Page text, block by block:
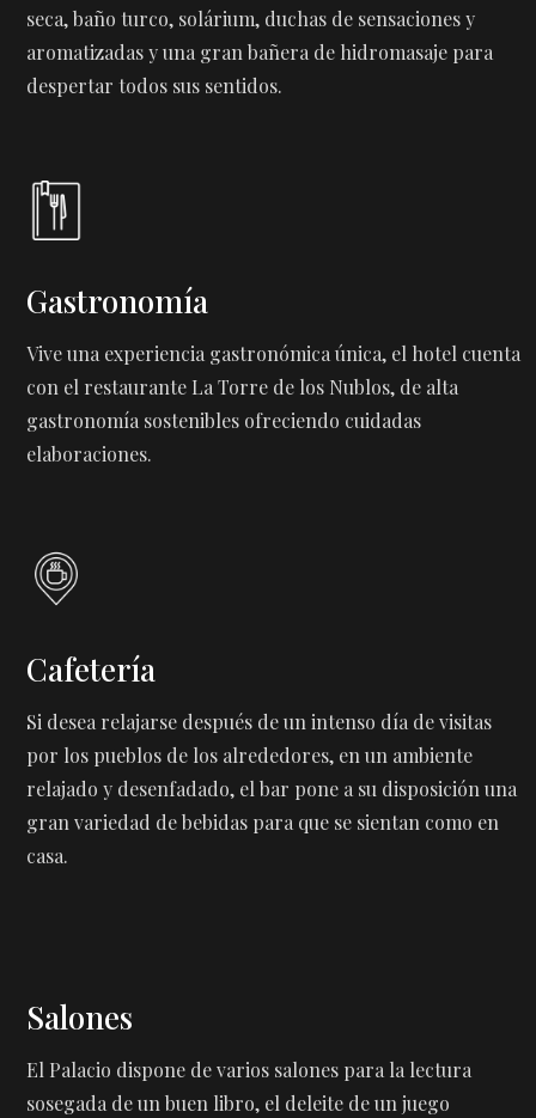
seca, baño turco, solárium, duchas de sensaciones y
aromatizadas y una gran bañera de hidromasaje para
despertar todos sus sentidos.
Gastronomía
Vive una experiencia gastronómica única, el hotel cuenta
con el restaurante La Torre de los Nublos, de alta
gastronomía sostenibles ofreciendo cuidadas
elaboraciones.
Cafetería
Si desea relajarse después de un intenso día de visitas
por los pueblos de los alrededores, en un ambiente
relajado y desenfadado, el bar pone a su disposición una
gran variedad de bebidas para que se sientan como en
casa.
Salones
El Palacio dispone de varios salones para la lectura
sosegada de un buen libro, el deleite de un juego